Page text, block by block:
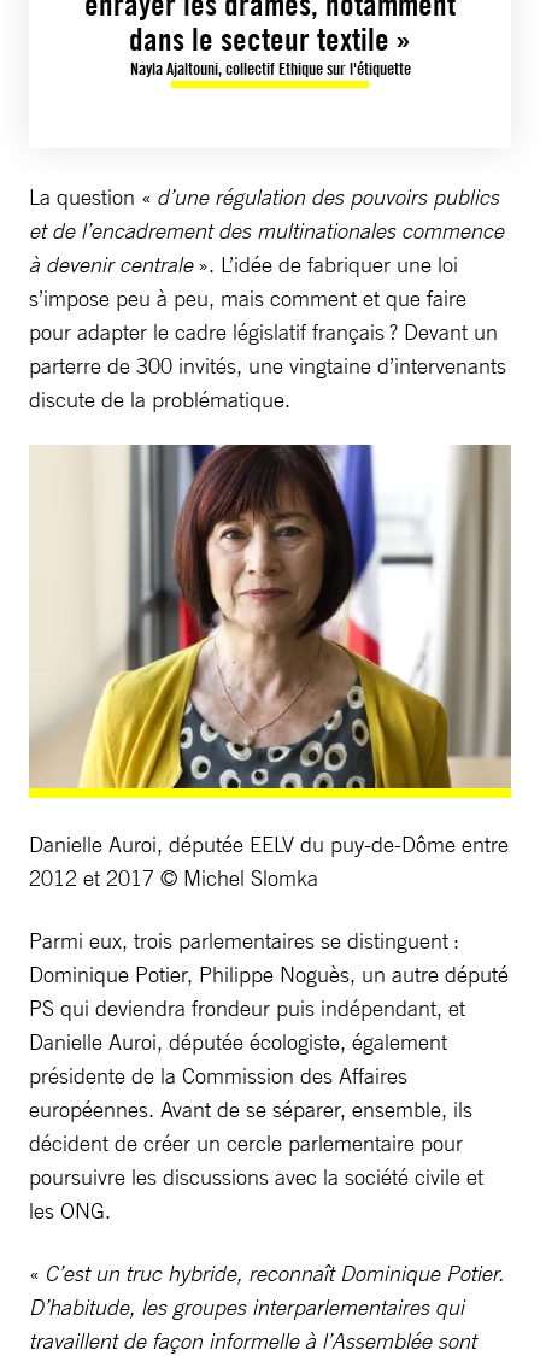
dans le secteur textile »
Nayla Ajaltouni, collectif Ethique sur l'étiquette
La question « d’une régulation des pouvoirs publics
et de l’encadrement des multinationales commence
à devenir centrale». L’idée de fabriquer une loi
s’impose peu à peu, mais comment et que faire
pour adapter le cadre législatif français ? Devant un
parterre de 300 invités, une vingtaine d’intervenants
discute de la problématique.
Danielle Auroi, députée EELV du puy-de-Dôme entre
2012 et 2017 © Michel Slomka
Parmi eux, trois parlementaires se distinguent :
Dominique Potier, Philippe Noguès, un autre député
PS qui deviendra frondeur puis indépendant, et
Danielle Auroi, députée écologiste, également
présidente de la Commission des Affaires
européennes. Avant de se séparer, ensemble, ils
décident de créer un cercle parlementaire pour
poursuivre les discussions avec la société civile et
les ONG.
« C’est un truc hybride, reconnaît Dominique Potier.
D’habitude, les groupes interparlementaires qui
travaillent de façon informelle à l’Assemblée sont